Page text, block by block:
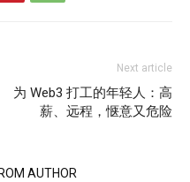
Next article
为 Web3 打工的年轻人：高
薪、远程，惬意又危险
AUTHOR